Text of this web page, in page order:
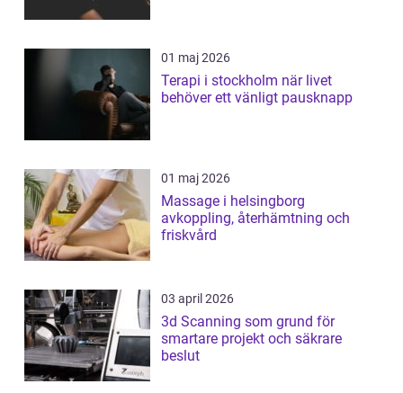
01 maj 2026
Terapi i stockholm när livet
behöver ett vänligt pausknapp
01 maj 2026
Massage i helsingborg
avkoppling, återhämtning och
friskvård
03 april 2026
3d Scanning som grund för
smartare projekt och säkrare
beslut